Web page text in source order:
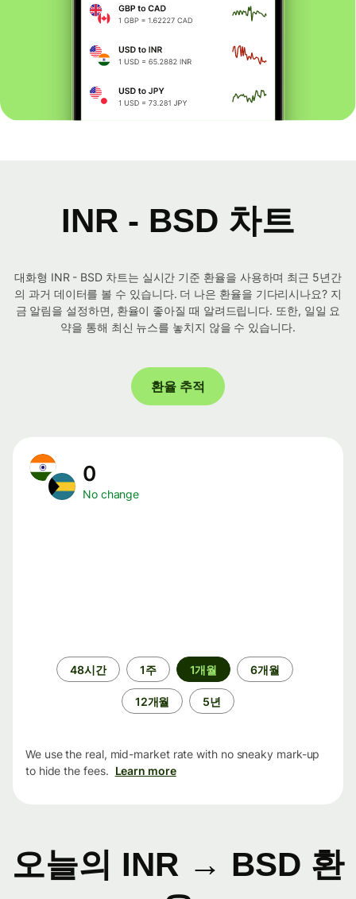
INR - BSD 차트
대화형 INR - BSD 차트는 실시간 기준 환율을 사용하며 최근 5년간
의 과거 데이터를 볼 수 있습니다. 더 나은 환율을 기다리시나요? 지
금 알림을 설정하면, 환율이 좋아질 때 알려드립니다. 또한, 일일 요
약을 통해 최신 뉴스를 놓치지 않을 수 있습니다.
환율 추적
0
No change
48시간 1주 1개월 6개월
12개월 5년
We use the real, mid-market rate with no sneaky mark-up
to hide the fees. Learn more
오늘의 INR → BSD 환